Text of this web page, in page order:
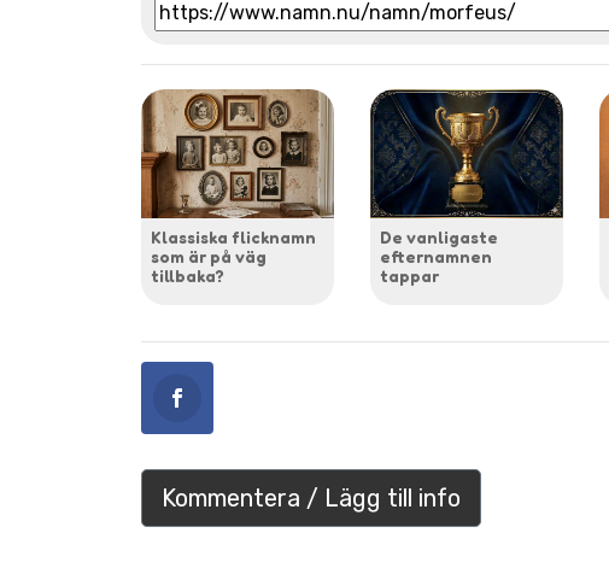
Klassiska flicknamn
som är på väg
tillbaka?
De vanligaste
efternamnen
tappar
Kommentera / Lägg till info